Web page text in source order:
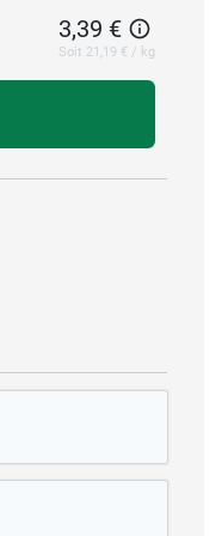
3,39 €
Soit 21,19 € / kg